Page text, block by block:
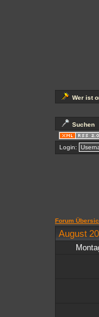
Wer ist
Suchen
Login:
Forum
August